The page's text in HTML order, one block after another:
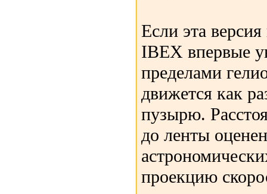
Если эта
IBEX впервые
пределами
движется как
пузырю.
до ленты
проекцию